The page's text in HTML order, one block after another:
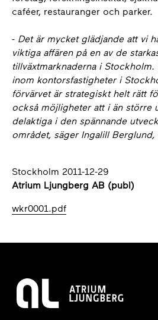
caféer, restauranger och parker.
- Det är mycket glädjande att vi
viktiga affären på en av de
tillväxtmarknaderna i Stockholm.
inom kontorsfastigheter i
förvärvet är strategiskt helt rätt
också möjligheter att i än större
delaktiga i den spännande
området, säger Ingalill
Stockholm 2011-12-29
Atrium Ljungberg AB (publ)
wkr0001.pdf